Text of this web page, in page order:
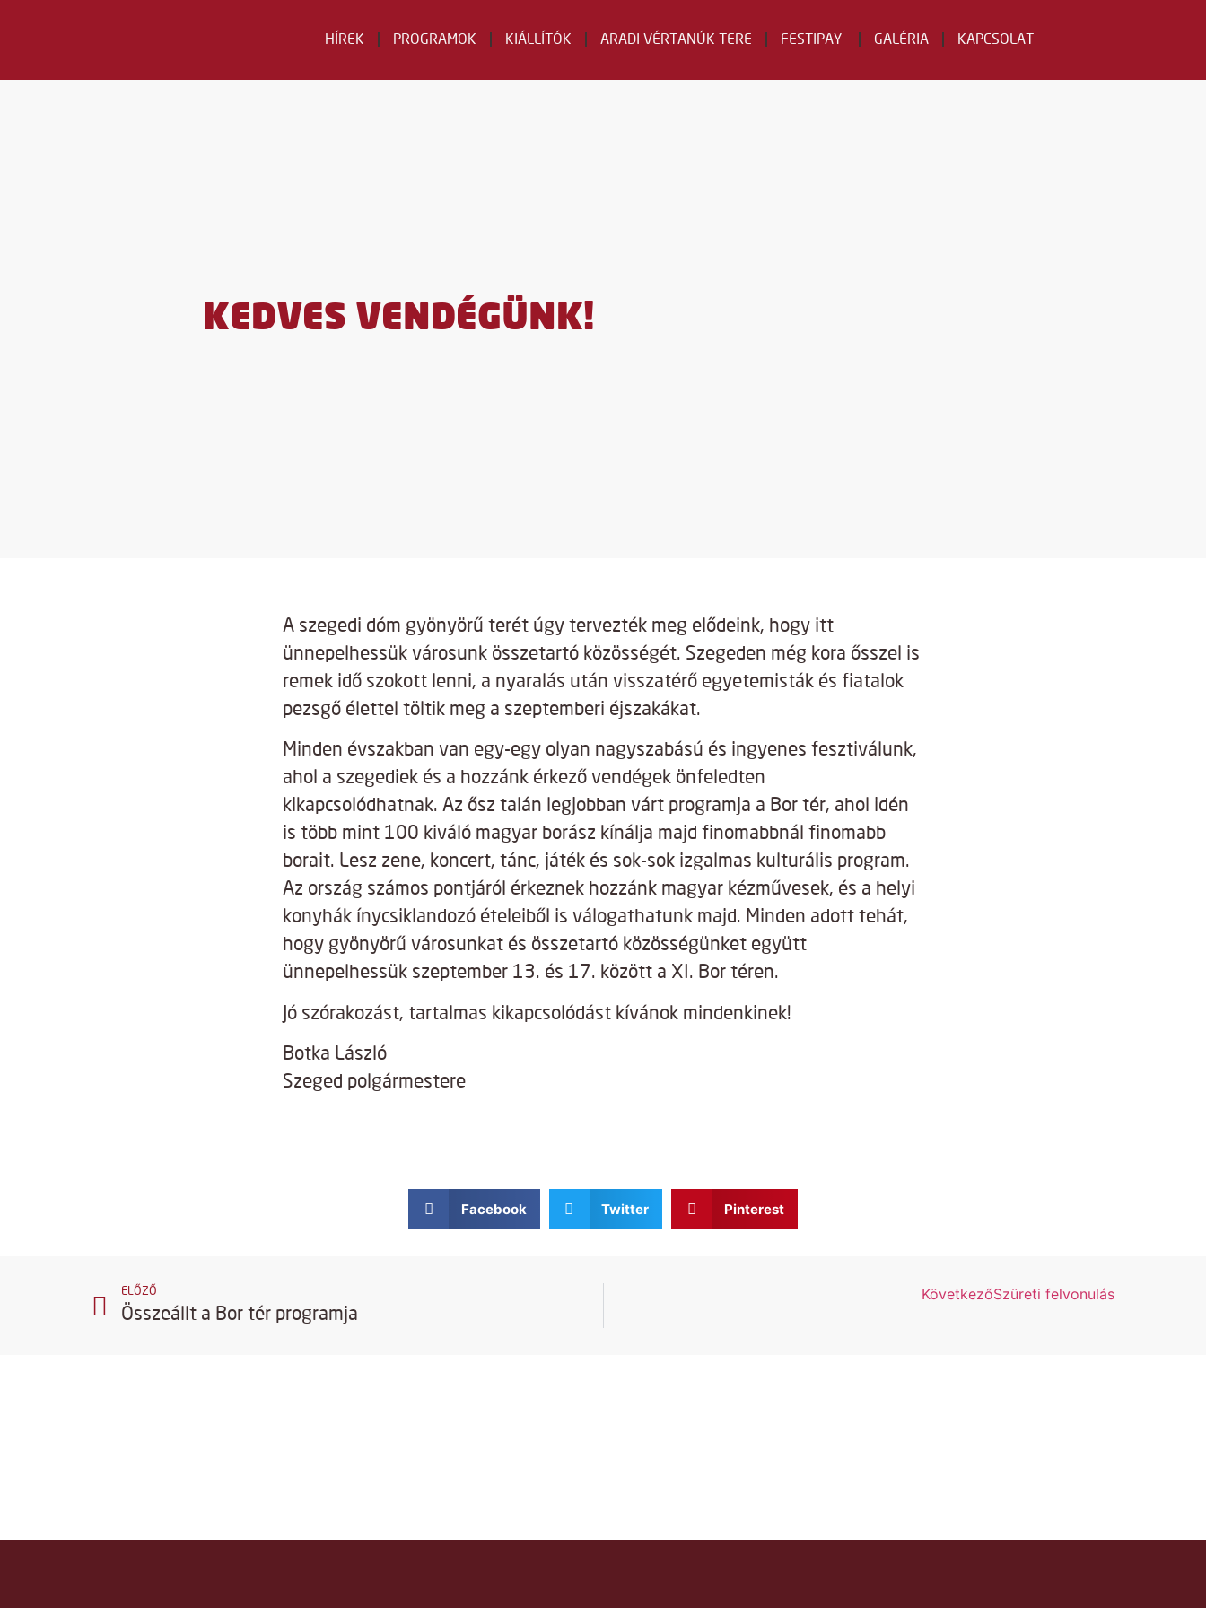
HÍREK PROGRAMOK KIÁLLÍTÓK ARADI VÉRTANÚK TERE FESTIPAY GALÉRIA KAPCSOLAT
KEDVES VENDÉGÜNK!
A szegedi dóm gyönyörű terét úgy tervezték meg elődeink, hogy itt
ünnepelhessük városunk összetartó közösségét. Szegeden még kora ősszel is
remek idő szokott lenni, a nyaralás után visszatérő egyetemisták és fiatalok
pezsgő élettel töltik meg a szeptemberi éjszakákat.
Minden évszakban van egy-egy olyan nagyszabású és ingyenes fesztiválunk,
ahol a szegediek és a hozzánk érkező vendégek önfeledten
kikapcsolódhatnak. Az ősz talán legjobban várt programja a Bor tér, ahol idén
is több mint 100 kiváló magyar borász kínálja majd finomabbnál finomabb
borait. Lesz zene, koncert, tánc, játék és sok-sok izgalmas kulturális program.
Az ország számos pontjáról érkeznek hozzánk magyar kézművesek, és a helyi
konyhák ínycsiklandozó ételeiből is válogathatunk majd. Minden adott tehát,
hogy gyönyörű városunkat és összetartó közösségünket együtt
ünnepelhessük szeptember 13. és 17. között a XI. Bor téren.
Jó szórakozást, tartalmas kikapcsolódást kívánok mindenkinek!
Botka László
Szeged polgármestere
Facebook Twitter Pinterest
ELŐZŐ
Összeállt a Bor tér programja
KövetkezőSzüreti felvonulás